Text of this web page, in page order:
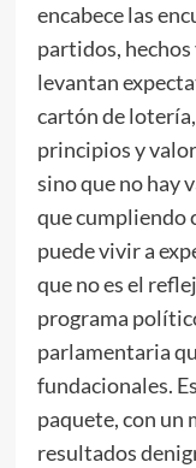
encabece las
partidos,
levantan
cartón de
principios y
sino que no hay
que cumpliendo
puede vivir a
que no es el
programa
parlamentaria
fundacionales.
paquete, con un
resultados